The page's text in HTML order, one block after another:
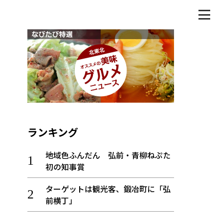
ランキング
地域色ふんだん 弘前・青柳ねぷた
初の知事賞
ターゲットは観光客、鍛冶町に「弘
前横丁」